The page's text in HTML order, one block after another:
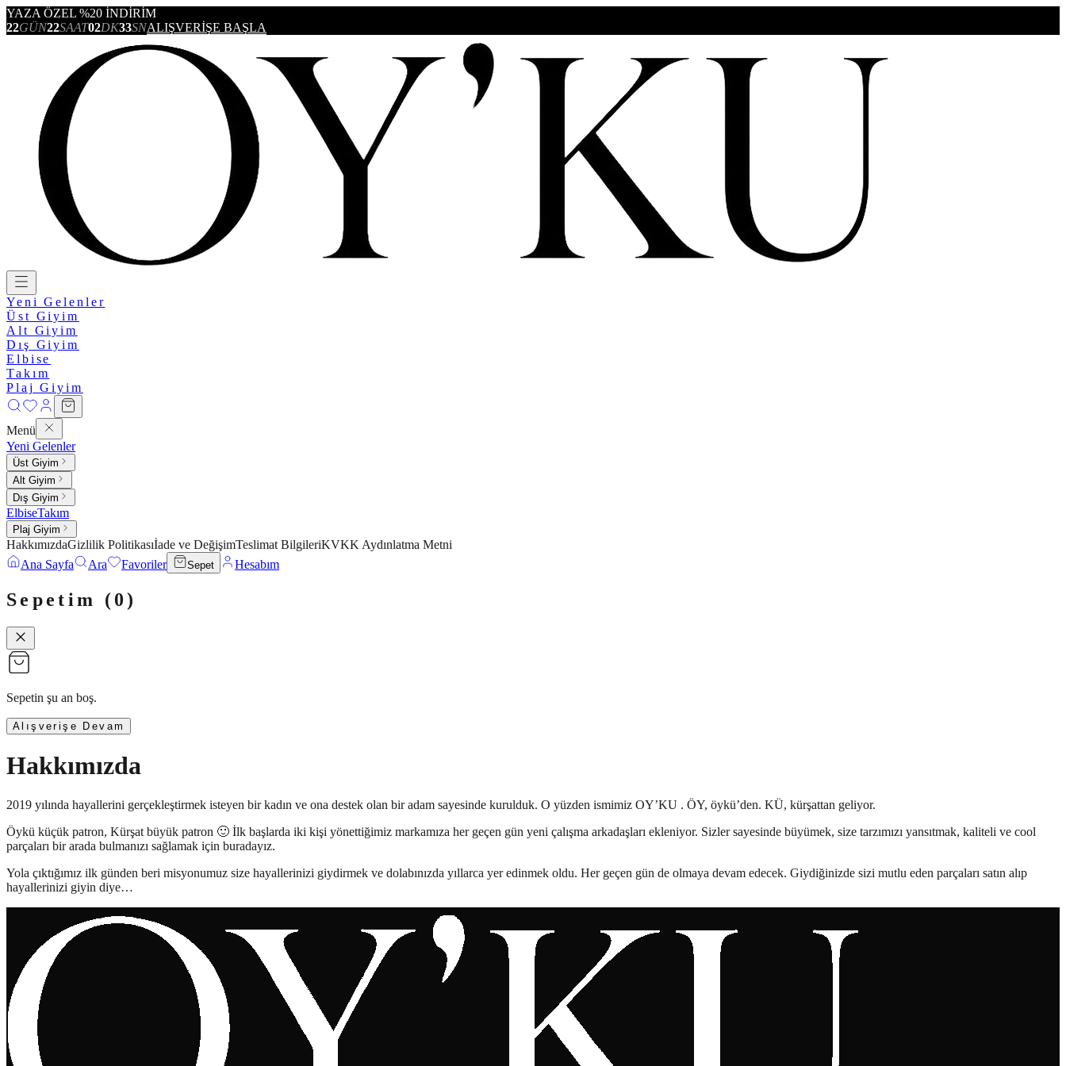
YAZA ÖZEL %20 İNDİRİM
22GÜN22SAAT02DK33SNALIŞVERİŞE BAŞLA
Yeni Gelenler
Üst Giyim
Alt Giyim
Dış Giyim
Elbise
Takım
Plaj Giyim
Menü
Yeni Gelenler
Üst Giyim
Alt Giyim
Dış Giyim
ElbiseTakım
Plaj Giyim
HakkımızdaGizlilik Politikasıİade ve DeğişimTeslimat BilgileriKVKK Aydınlatma Metni
Ana Sayfa
Ara Favoriler Sepet Hesabım
Sepetim (0)
Sepetin şu an boş.
Alışverişe Devam
Hakkımızda
2019 yılında hayallerini gerçekleştirmek isteyen bir kadın ve ona destek olan bir adam sayesinde kurulduk. O yüzden ismimiz OY’KU . ÖY, öykü’den. KÜ, kürşattan geliyor.
Öykü küçük patron, Kürşat büyük patron 🙂 İlk başlarda iki kişi yönettiğimiz markamıza her geçen gün yeni çalışma arkadaşları ekleniyor. Sizler sayesinde büyümek, size tarzımızı yansıtmak, kaliteli ve cool
parçaları bir arada bulmanızı sağlamak için buradayız.
Yola çıktığımız ilk günden beri misyonumuz size hayallerinizi giydirmek ve dolabınızda yıllarca yer edinmek oldu. Her geçen gün de olmaya devam edecek. Giydiğinizde sizi mutlu eden parçaları satın alıp
hayallerinizi giyin diye…